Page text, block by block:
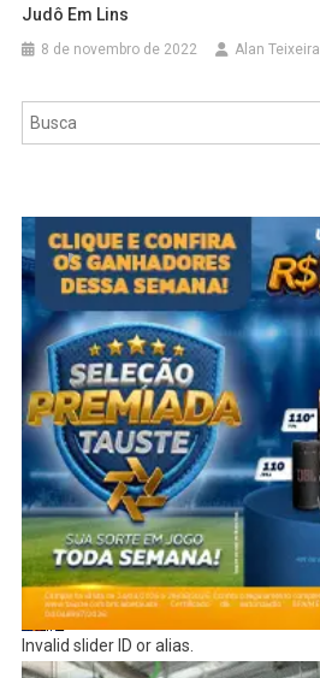
Judô Em Lins
8 de novembro de 2022 Alan Teixeira
Pesquisar
Invalid slider ID or alias.